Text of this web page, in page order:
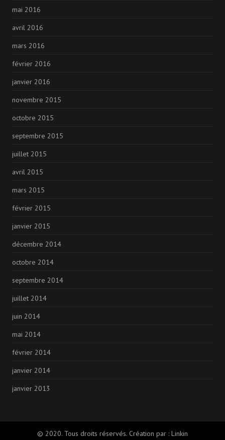
mai 2016
avril 2016
mars 2016
février 2016
janvier 2016
novembre 2015
octobre 2015
septembre 2015
juillet 2015
avril 2015
mars 2015
février 2015
janvier 2015
décembre 2014
octobre 2014
septembre 2014
juillet 2014
juin 2014
mai 2014
février 2014
janvier 2014
janvier 2013
© 2020. Tous droits réservés. Création par : Linkin